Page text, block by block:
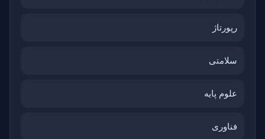
رپورتاژ
سلامتی
علوم پایه
فناوری